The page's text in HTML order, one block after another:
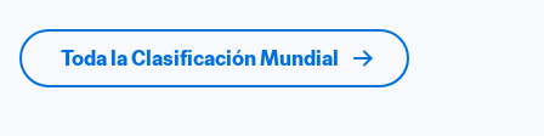
Toda la Clasificación Mundial